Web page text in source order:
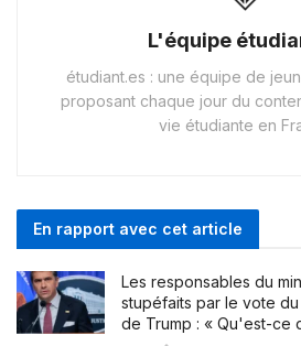
L'équipe
étudiant.es : une équipe de
proposant chaque jour du
vie étudiante en
En rapport avec cet article
Les responsables du
stupéfaits par le vote
de Trump : « Qu'est-ce